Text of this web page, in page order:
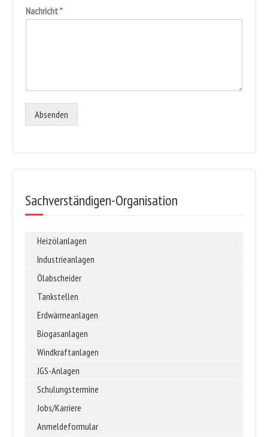
Nachricht*
Absenden
Sachverständigen-Organisation
Heizölanlagen
Industrieanlagen
Ölabscheider
Tankstellen
Erdwärmeanlagen
Biogasanlagen
Windkraftanlagen
JGS-Anlagen
Schulungstermine
Jobs/Karriere
Anmeldeformular